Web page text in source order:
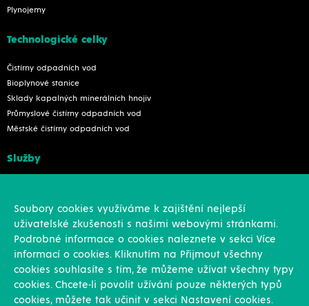
Plynojemy
Technologické celky
Čistírny odpadních vod
Bioplynové stanice
Sklady kapalných minerálních hnojiv
Průmyslové čistírny odpadních vod
Městské čistírny odpadních vod
Služby
Soubory cookies využíváme k zajištění nejlepší
uživatelské zkušenosti s našimi webovými stránkami.
Podrobné informace o cookies naleznete v sekci Více
informací o cookies. Kliknutím na Přijmout všechny
cookies souhlasíte s tím, že můžeme užívat všechny typy
cookies. Chcete-li povolit užívání pouze některých typů
cookies, můžete tak učinit v sekci Nastavení cookies.